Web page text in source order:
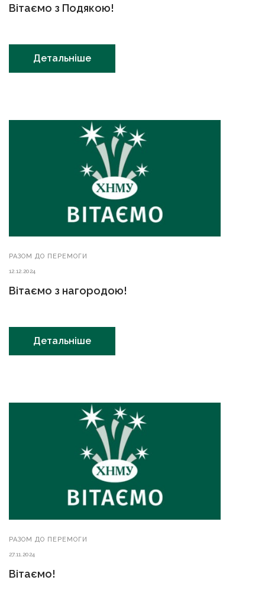
Вітаємо з Подякою!
Детальніше
РАЗОМ ДО ПЕРЕМОГИ
12.12.2024
Вітаємо з нагородою!
Детальніше
РАЗОМ ДО ПЕРЕМОГИ
27.11.2024
Вітаємо!